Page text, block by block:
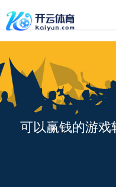
可以赢钱的游戏